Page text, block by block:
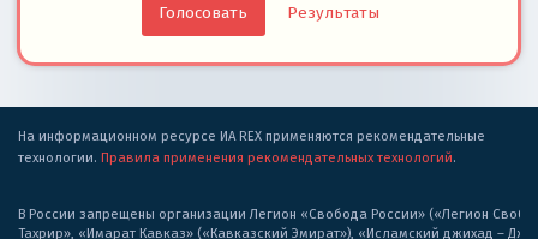
Результаты
На информационном ресурсе ИА REX применяются рекомендательные
технологии. Правила применения рекомендательных технологий.
В России запрещены организации Легион «Свобода России» («Легион
Тахрир», «Имарат Кавказ» («Кавказский Эмират»), «Исламский джихад –